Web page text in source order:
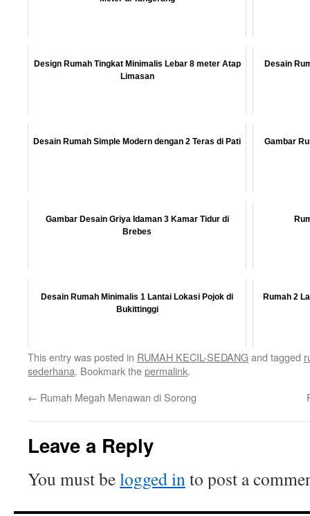
Design Rumah Tingkat Minimalis Lebar 8 meter Atap
Limasan
Desain
Desain Rumah Simple Modern dengan 2 Teras di Pati Gambar
Gambar Desain Griya Idaman 3 Kamar Tidur di
Brebes
Desain Rumah Minimalis 1 Lantai Lokasi Pojok di
Bukittinggi
Rumah 2
This entry was posted in RUMAH KECIL-SEDANGand tagged
sederhana. Bookmark thepermalink.
← Rumah Megah Menawan di Sorong
Leave a Reply
You must belogged into post a